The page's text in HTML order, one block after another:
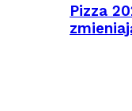
Pizza